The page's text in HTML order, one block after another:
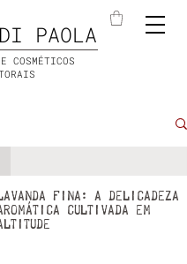
PAOLA
COSMÉTICOS
Fina: a delicadeza
cultivada em